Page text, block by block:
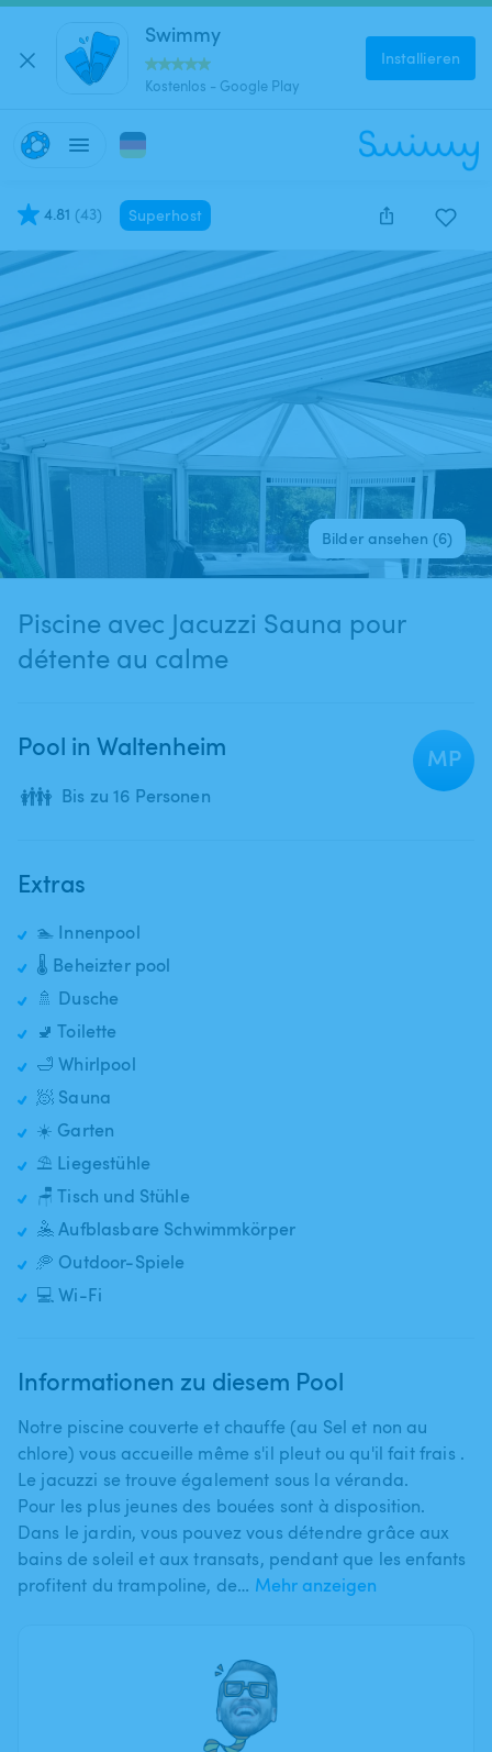
Swimmy
Kostenlos - Google Play
Installieren
4.81 (43) Superhost
Bilder ansehen (6)
Piscine avec Jacuzzi Sauna pour
détente au calme
Pool in Waltenheim
👪 Bis zu 16 Personen
MP
Extras
🏊 Innenpool
🌡️ Beheizter pool
🚿 Dusche
🚽 Toilette
🛁 Whirlpool
🧖 Sauna
☀️ Garten
⛱️ Liegestühle
🪑 Tisch und Stühle
🤽 Aufblasbare Schwimmkörper
🥏 Outdoor-Spiele
💻 Wi-Fi
Informationen zu diesem Pool
Notre piscine couverte et chauffe (au Sel et non au
chlore) vous accueille même s'il pleut ou qu'il fait frais .
Le jacuzzi se trouve également sous la véranda.
Pour les plus jeunes des bouées sont à disposition.
Dans le jardin​,​ vous pouvez vous détendre grâce aux
bains de soleil et aux transats​,​ pendant que les enfants
profitent du trampoline​,​ de… Mehr anzeigen